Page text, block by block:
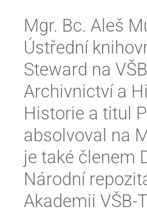
Mgr. Bc. Aleš
Ústřední
Steward na
Archivnictví a
Historie a titul
absolvoval na
je také členem
Národní
Akademii VŠB-